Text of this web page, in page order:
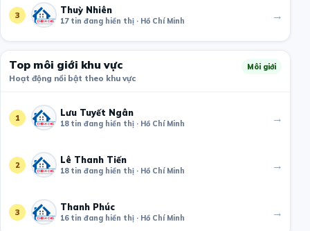
3 Thuỳ Nhiên
17 tin đang hiển thị · Hồ Chí Minh →
Top môi giới khu vực
Hoạt động nổi bật theo khu vực
Môi giới
1 Lưu Tuyết Ngân
18 tin đang hiển thị · Hồ Chí Minh →
2 Lê Thanh Tiến
18 tin đang hiển thị · Hồ Chí Minh →
3 Thanh Phúc
16 tin đang hiển thị · Hồ Chí Minh →